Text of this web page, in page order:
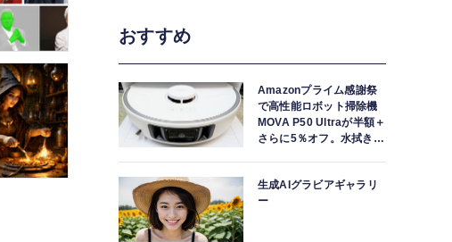
おすすめ
Amazonプライム感謝祭
で高性能ロボット掃除機
MOVA P50 Ultraが半額＋
さらに5％オフ。水拭きモ
生成AIグラビアギャラリ
ー